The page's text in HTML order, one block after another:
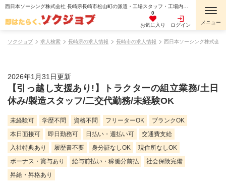
0
お気に入り ログイン
ソクジョブ 求人検索 長崎県の求人情報 長崎市の求人情報 西日本ソーシング株式会
2026年1月31日更新
【引っ越し支援あり!】トラクターの組立業務/土日
休み/製造スタッフ/二交代勤務/未経験OK
未経験可 学歴不問 資格不問 フリーターOK
ブランクOK
本日面接可
即日勤務可 日払い・週払い可
交通費支給
入社特典あり
履歴書不要 身分証なしOK
現住所なしOK
ボーナス・賞与あり
給与前払い・稼働分前払
社会保険完備
昇給・昇格あり